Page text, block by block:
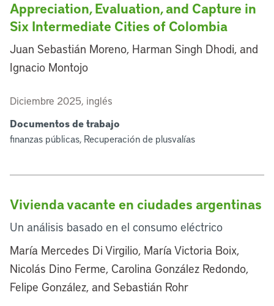
Appreciation, Evaluation, and Capture in
Six Intermediate Cities of Colombia
Juan Sebastián Moreno, Harman Singh Dhodi, and
Ignacio Montojo
Diciembre 2025, inglés
Documentos de trabajo
finanzas públicas, Recuperación de plusvalías
Vivienda vacante en ciudades argentinas
Un análisis basado en el consumo eléctrico
María Mercedes Di Virgilio, María Victoria Boix,
Nicolás Dino Ferme, Carolina González Redondo,
Felipe González, and Sebastián Rohr